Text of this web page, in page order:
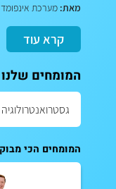
מאת: מערכת אינפומד
קרא עוד
המומחים שלנו
המומחים הכי